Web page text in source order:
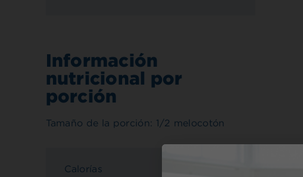
Información
nutricional por
porción
Tamaño de la porción: 1/2 melocotón
Calorías